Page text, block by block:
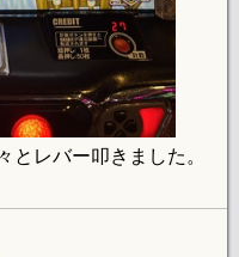
とレバー叩きました。